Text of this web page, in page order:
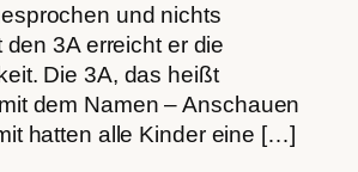
und nichts
den 3A erreicht er die
Die 3A, das heißt
dem Namen – Anschauen
hatten alle Kinder eine […]